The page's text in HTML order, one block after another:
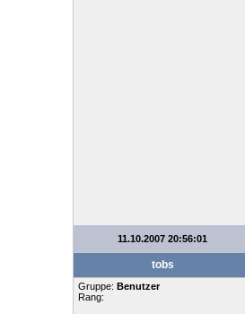
11.10.2007 20:56:01
tobs
Gruppe: Benutzer
Rang: